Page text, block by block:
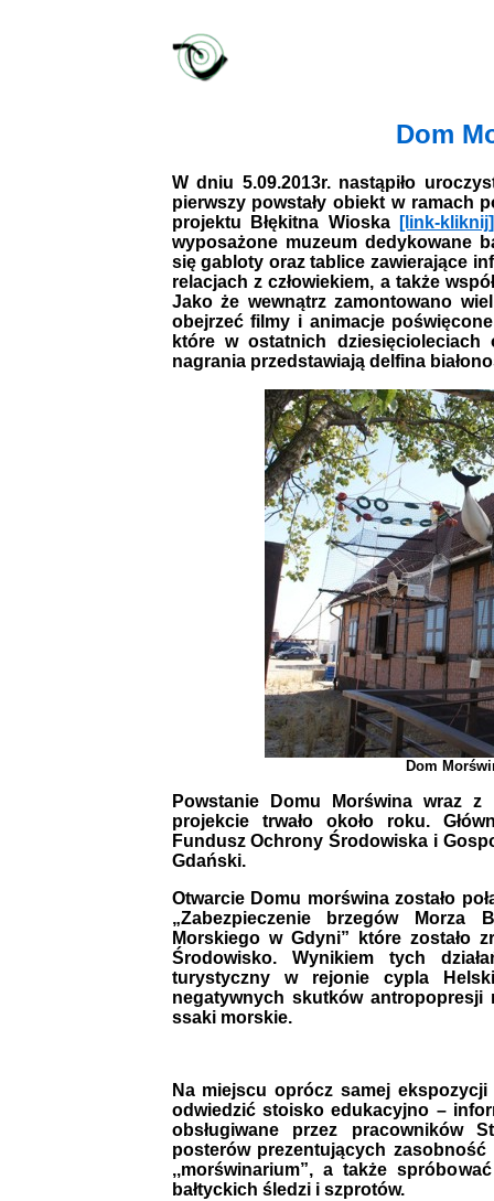
Dom
W dniu 5.09.2013r. nastąpiło
pierwszy powstały obiekt w ramach
projektu Błękitna Wioska
[link-kliknij]
wyposażone muzeum dedykowane
się gabloty oraz tablice zawierające
relacjach z człowiekiem, a także
Jako że wewnątrz zamontowano
obejrzeć filmy i animacje
które w ostatnich dziesięcioleciach
nagrania przedstawiają delfina
Dom
Powstanie Domu Morświna wraz
projekcie trwało około roku.
Fundusz Ochrony Środowiska i
Gdański.
Otwarcie Domu morświna zostało
„Zabezpieczenie brzegów Morza
Morskiego w Gdyni” które zostało
Środowisko. Wynikiem tych
turystyczny w rejonie cypla
negatywnych skutków
ssaki morskie.
Na miejscu oprócz samej
odwiedzić stoisko edukacyjno –
obsługiwane przez pracowników
posterów prezentujących
,,morświnarium”, a także
bałtyckich śledzi i szprotów.